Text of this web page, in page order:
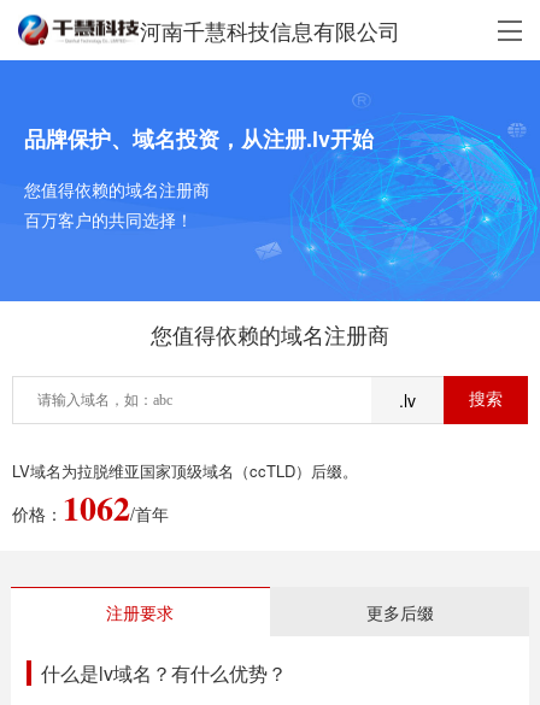
河南千慧科技信息有限公司
品牌保护、域名投资，从注册.lv开始
您值得依赖的域名注册商
百万客户的共同选择！
您值得依赖的域名注册商
.lv
LV域名为拉脱维亚国家顶级域名（ccTLD）后缀。
价格： 1062/首年
注册要求 更多后缀
什么是lv域名？有什么优势？